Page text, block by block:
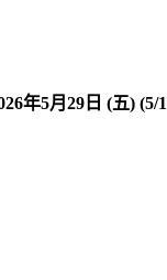
29日 (五) (5/16-